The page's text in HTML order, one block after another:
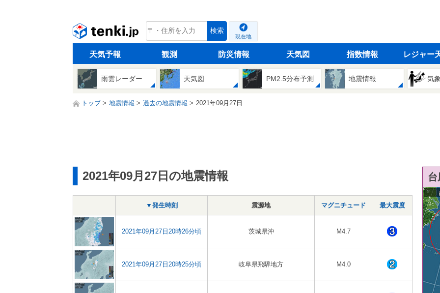
tenki.jp 検索
現在地
天気予報 観測 防災情報 天気図 指数情報 レジャー
雨雲レーダー 天気図 PM2.5分布予測 地震情報 気
トップ 地震情報 過去の地震情報 2021年09月27日
2021年09月27日の地震情報
▼発生時刻 震源地 マグニチュード 最大震度
2021年09月27日20時26分頃 茨城県沖 M4.7
2021年09月27日20時25分頃 岐阜県飛騨地方 M4.0